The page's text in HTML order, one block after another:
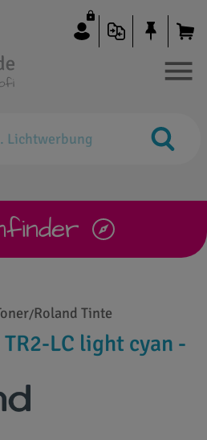
/Roland Tinte
LC light cyan -